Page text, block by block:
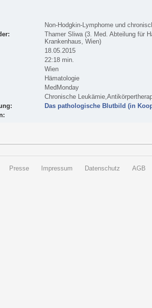
Non-Hodgkin-Lymphome und
Thamer Sliwa (3. Med. Abteilung für
Krankenhaus, Wien)
18.05.2015
22:18 min.
Wien
Hämatologie
MedMonday
Chronische
Das pathologische Blutbild (in
Presse Impressum Datenschutz AGB